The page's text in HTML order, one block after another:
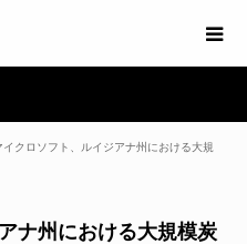
イクロソフト、ルイジアナ州における大規
ナ州における大規模炭